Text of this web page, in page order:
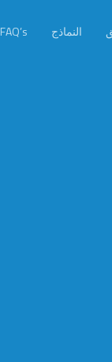
النماذج FAQ’s